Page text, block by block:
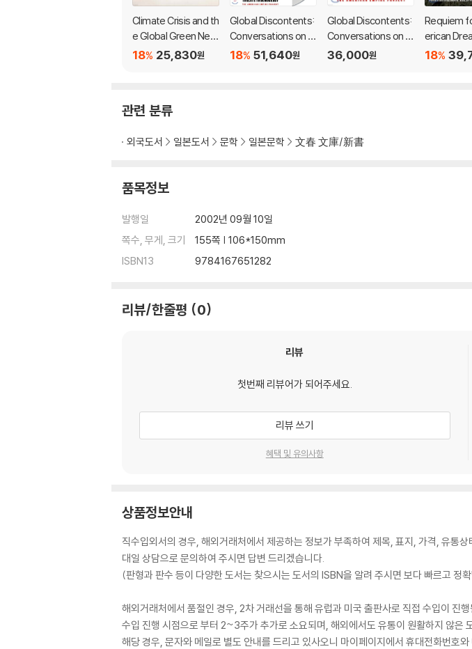
Climate Crisis and th
e Global Green New
Deal 25,830원
18%
Global Discontents:
Conversations on th
e Rising Threats to
51,640원
18%
Global Discontents:
Conversations on th
e Rising Threats to
36,000원
Requiem
erican
18%
관련 분류
외국도서 일본도서 문학 일본문학 文春 文庫/新書
품목정보
발행일
2002년 09월 10일
쪽수, 무게, 크기
155쪽 | 106*150mm
ISBN13
9784167651282
리뷰/한줄평 0
리뷰
첫번째 리뷰어가 되어주세요.
리뷰 쓰기
혜택 및 유의사항
상품정보안내
직수입외서의 경우, 해외거래처에서 제공하는 정보가 부족하여 제목, 표지, 가격, 유통
대일 상담으로 문의하여 주시면 답변 드리겠습니다.
(판형과 판수 등이 다양한 도서는 찾으시는 도서의 ISBN을 알려 주시면 보다 빠르고 정
해외거래처에서 품절인 경우, 2차 거래선을 통해 유럽과 미국 출판사로 직접 수입이 진
수입 진행 시점으로 부터 2~3주가 추가로 소요되며, 해외에서도 유통이 원활하지 않은
해당 경우, 문자와 메일로 별도 안내를 드리고 있사오니 마이페이지에서 휴대전화번호